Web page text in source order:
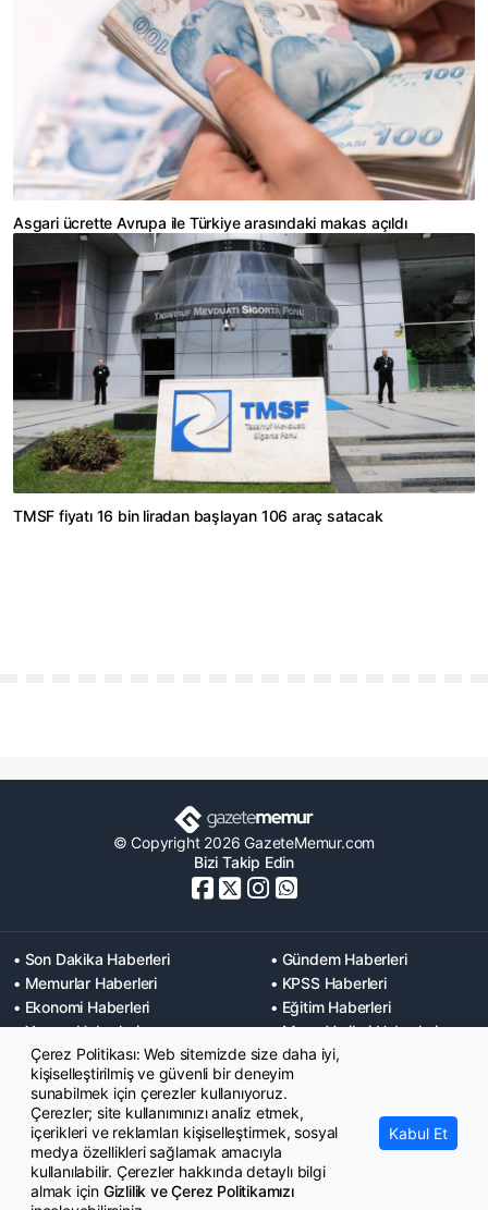
Asgari ücrette Avrupa ile Türkiye arasındaki makas açıldı
TMSF fiyatı 16 bin liradan başlayan 106 araç satacak
© Copyright 2026 GazeteMemur.com
Bizi Takip Edin
• Son Dakika Haberleri
• Gündem Haberleri
• Memurlar Haberleri
• KPSS Haberleri
• Ekonomi Haberleri
• Eğitim Haberleri
• Yaşam Haberleri
• Maaş Verileri Haberleri
• Mahkeme Kararları
Haberleri
Çerez Politikası: Web sitemizde size daha iyi,
kişiselleştirilmiş ve güvenli bir deneyim
sunabilmek için çerezler kullanıyoruz.
Çerezler; site kullanımınızı analiz etmek,
içerikleri ve reklamları kişiselleştirmek, sosyal
medya özellikleri sağlamak amacıyla
kullanılabilir. Çerezler hakkında detaylı bilgi
almak için Gizlilik ve Çerez Politikamızı
Kabul Et